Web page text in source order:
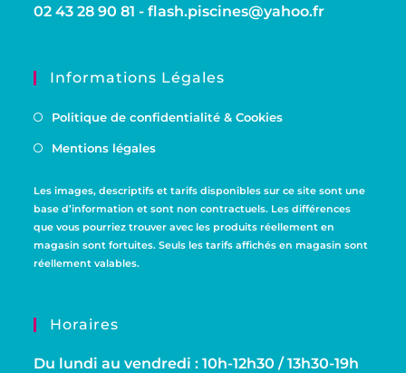
02 43 28 90 81 -flash.piscines@yahoo.fr
Informations Légales
Politique de confidentialité & Cookies
Mentions légales
Les images, descriptifs et tarifs disponibles sur ce site sont une
base d’information et sont non contractuels. Les différences
que vous pourriez trouver avec les produits réellement en
magasin sont fortuites. Seuls les tarifs affichés en magasin sont
réellement valables.
Horaires
Du lundi au vendredi : 10h-12h30 / 13h30-19h